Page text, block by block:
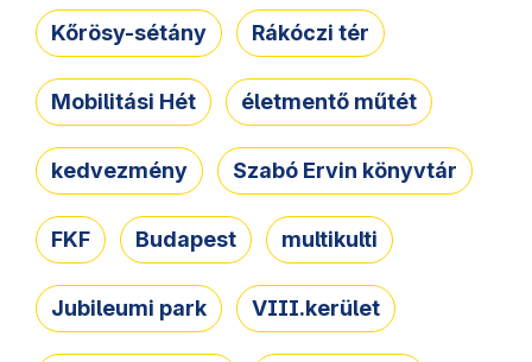
Kőrösy-sétány Rákóczi tér
Mobilitási Hét életmentő műtét
kedvezmény Szabó Ervin könyvtár
FKF Budapest multikulti
Jubileumi park VIII.kerület